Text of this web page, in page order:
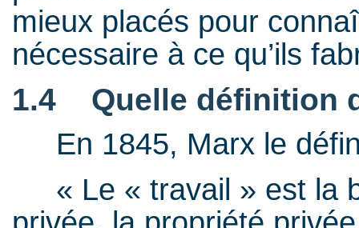
mieux placés pour
nécessaire à ce qu’ils
1.4 Quelle définition
En 1845, Marx le
« Le « tra­vail » est la